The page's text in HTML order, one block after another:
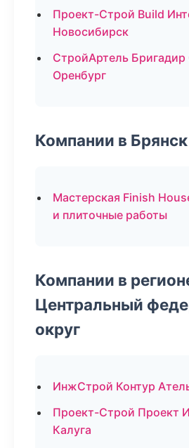
Проект-Строй Build
Новосибирск
СтройАртель
Оренбург
Компании в Брянск
Мастерская Finish
и плиточные работы
Компании в
Центральный
округ
ИнжСтрой Контур
Проект-Строй Проект
Калуга